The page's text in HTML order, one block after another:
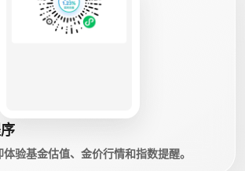
验基金估值、金价行情和指数提醒。